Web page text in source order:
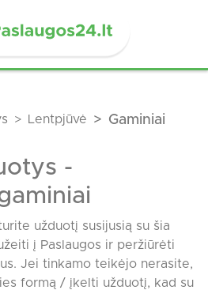
Lentpjūvė Gaminiai
-
užduotį susijusią su šia
į Paslaugos ir peržiūrėti
Jei tinkamo teikėjo nerasite,
formą / įkelti užduotį, kad su